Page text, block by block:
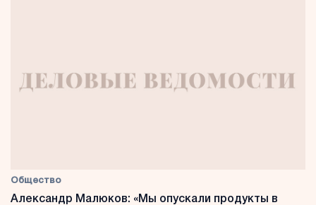
Общество
Александр Малюков: «Мы опускали продукты в